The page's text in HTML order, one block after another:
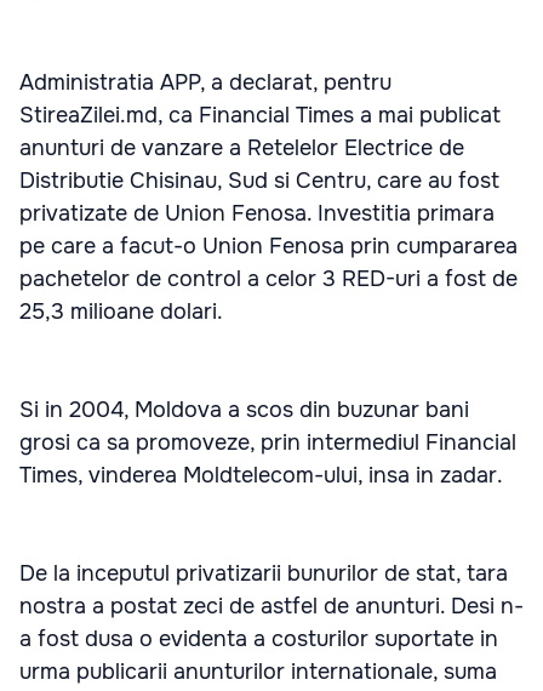
Administratia APP, a declarat, pentru
StireaZilei.md, ca Financial Times a mai publicat
anunturi de vanzare a Retelelor Electrice de
Distributie Chisinau, Sud si Centru, care au fost
privatizate de Union Fenosa. Investitia primara
pe care a facut-o Union Fenosa prin cumpararea
pachetelor de control a celor 3 RED-uri a fost de
25,3 milioane dolari.
Si in 2004, Moldova a scos din buzunar bani
grosi ca sa promoveze, prin intermediul Financial
Times, vinderea Moldtelecom-ului, insa in zadar.
De la inceputul privatizarii bunurilor de stat, tara
nostra a postat zeci de astfel de anunturi. Desi n-
a fost dusa o evidenta a costurilor suportate in
urma publicarii anunturilor internationale, suma